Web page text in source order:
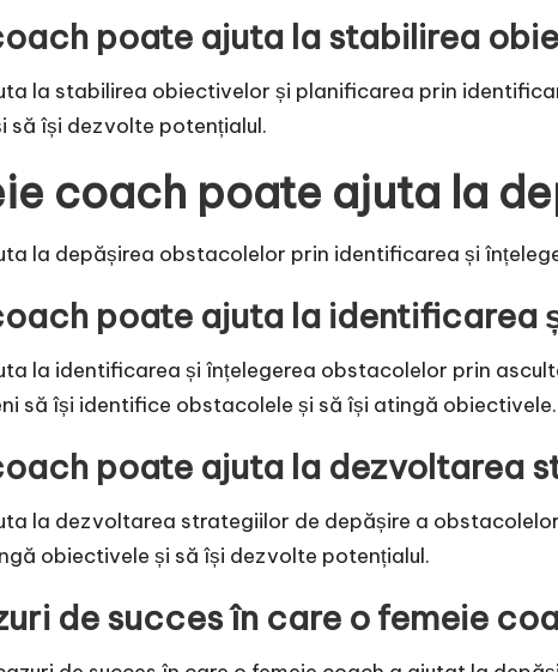
poate ajuta la stabilirea
la stabilirea obiectivelor și planificarea prin
să își dezvolte potențialul.
coach poate ajuta la
la depășirea obstacolelor prin identificarea și
poate ajuta la identificarea
la identificarea și înțelegerea obstacolelor prin
să își identifice obstacolele și să își atingă obiectivele.
poate ajuta la dezvoltarea
la dezvoltarea strategiilor de depășire a
obiectivele și să își dezvolte potențialul.
de succes în care o femeie